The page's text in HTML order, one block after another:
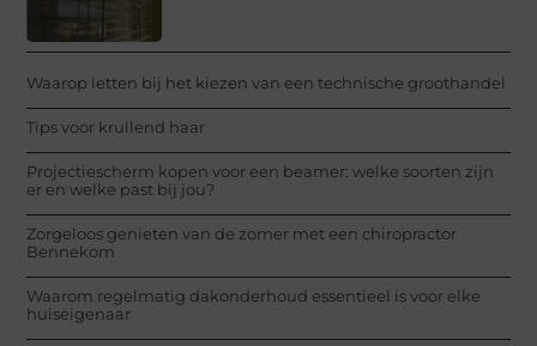
Waarop letten bij het kiezen van een technische groothandel
Tips voor krullend haar
Projectiescherm kopen voor een beamer: welke soorten zijn
er en welke past bij jou?
Zorgeloos genieten van de zomer met een chiropractor
Bennekom
Waarom regelmatig dakonderhoud essentieel is voor elke
huiseigenaar